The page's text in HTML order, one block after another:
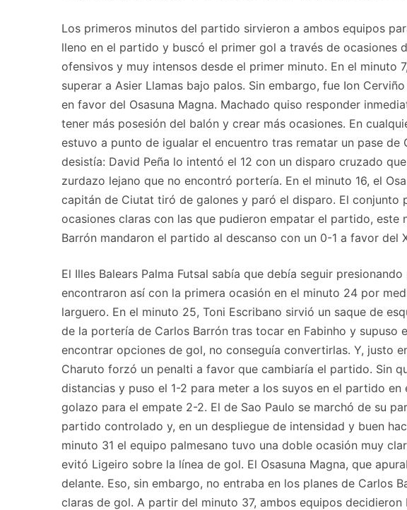
Los primeros minutos del partido sirvieron a ambos equipos
lleno en el partido y buscó el primer gol a través de ocasiones
ofensivos y muy intensos desde el primer minuto. En el
superar a Asier Llamas bajo palos. Sin embargo, fue Ion
en favor del Osasuna Magna. Machado quiso responder
tener más posesión del balón y crear más ocasiones. En
estuvo a punto de igualar el encuentro tras rematar un pase
desistía: David Peña lo intentó el 12 con un disparo cruzado
zurdazo lejano que no encontró portería. En el minuto 16, el
capitán de Ciutat tiró de galones y paró el disparo. El
ocasiones claras con las que pudieron empatar el partido,
Barrón mandaron el partido al descanso con un 0-1 a favor del
El Illes Balears Palma Futsal sabía que debía seguir
encontraron así con la primera ocasión en el minuto 24 por
larguero. En el minuto 25, Toni Escribano sirvió un saque de
de la portería de Carlos Barrón tras tocar en Fabinho y
encontrar opciones de gol, no conseguía convertirlas. Y, justo
Charuto forzó un penalti a favor que cambiaría el partido. Sin
distancias y puso el 1-2 para meter a los suyos en el partido
golazo para el empate 2-2. El de Sao Paulo se marchó de su
partido controlado y, en un despliegue de intensidad y buen
minuto 31 el equipo palmesano tuvo una doble ocasión muy
evitó Ligeiro sobre la línea de gol. El Osasuna Magna, que
delante. Eso, sin embargo, no entraba en los planes de
claras de gol. A partir del minuto 37, ambos equipos